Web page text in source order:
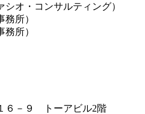
オ・コンサルティング）
所）
所）
６－９ トーアビル2階